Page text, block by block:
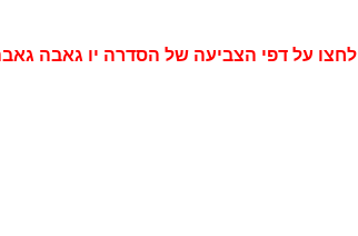
לחצו על דפי הצביעה של הסדרה יו גאבה